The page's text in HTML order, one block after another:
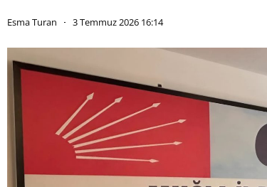
Esma Turan 3 Temmuz 2026 16:14